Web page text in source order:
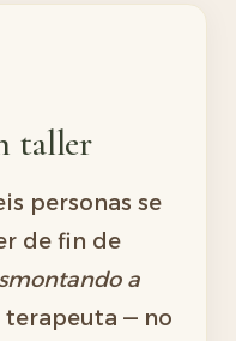
taller
personas se
de fin de
a
terapeuta — no